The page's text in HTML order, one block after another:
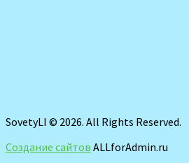
SovetyLI © 2026. All Rights Reserved.
Создание сайтов ALLforAdmin.ru